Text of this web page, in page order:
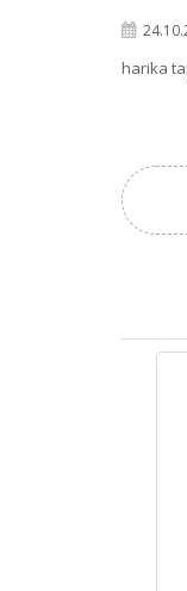
harika